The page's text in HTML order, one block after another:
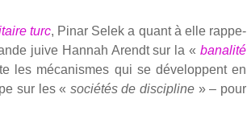
turc, Pinar Selek a quant à elle rap­pe­
juive Han­nah Arendt sur la « bana­li­té
les méca­nismes qui se déve­loppent en
sur les « socié­tés de dis­ci­pline » – pour